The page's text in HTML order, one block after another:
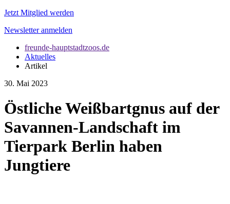
Jetzt Mitglied werden
Newsletter anmelden
freunde-hauptstadtzoos.de
Aktuelles
Artikel
30. Mai 2023
Östliche Weißbartgnus auf der
Savannen-Landschaft im
Tierpark Berlin haben
Jungtiere